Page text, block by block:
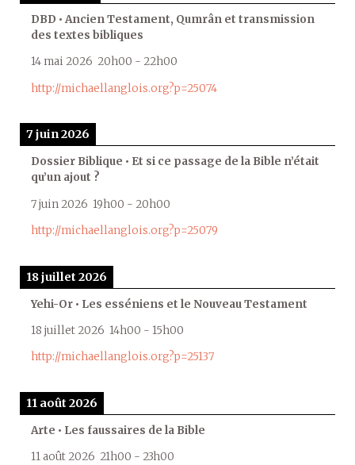
DBD • Ancien Testament, Qumrân et transmission
des textes bibliques
14 mai 2026 20h00 - 22h00
http://michaellanglois.org?p=25074
7 juin 2026
Dossier Biblique • Et si ce passage de la Bible n’était
qu’un ajout ?
7 juin 2026 19h00 - 20h00
http://michaellanglois.org?p=25079
18 juillet 2026
Yehi-Or • Les esséniens et le Nouveau Testament
18 juillet 2026 14h00 - 15h00
http://michaellanglois.org?p=25137
11 août 2026
Arte • Les faussaires de la Bible
11 août 2026 21h00 - 23h00